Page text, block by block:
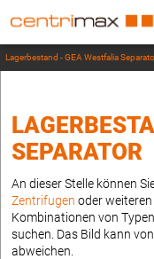
Lagerbestand - GEA Westfalia
SEPARATOR
An dieser Stelle können
Zentrifugen oder
Kombinationen von
suchen. Das Bild kann
abweichen.